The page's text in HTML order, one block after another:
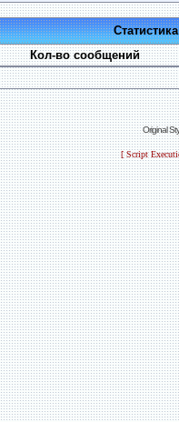
Кол-во сообщений
Original
[ Script